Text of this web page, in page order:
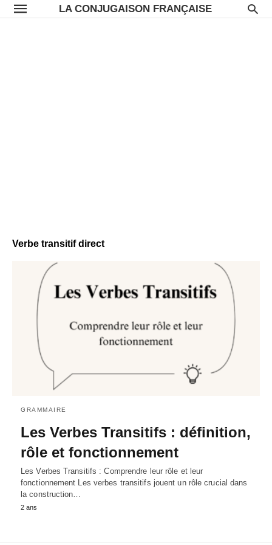
LA CONJUGAISON FRANÇAISE
Verbe transitif direct
GRAMMAIRE
Les Verbes Transitifs : définition,
rôle et fonctionnement
Les Verbes Transitifs : Comprendre leur rôle et leur
fonctionnement Les verbes transitifs jouent un rôle crucial dans
la construction…
2 ans